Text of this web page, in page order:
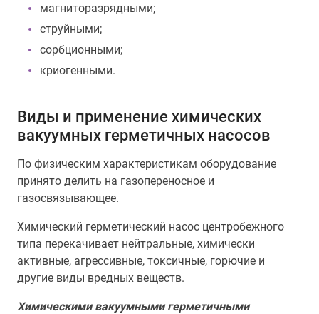
магниторазрядными;
струйными;
сорбционными;
криогенными.
Виды и применение химических
вакуумных герметичных насосов
По физическим характеристикам оборудование
принято делить на газопереносное и
газосвязывающее.
Химический герметический насос центробежного
типа перекачивает нейтральные, химически
активные, агрессивные, токсичные, горючие и
другие виды вредных веществ.
Химическими вакуумными герметичными